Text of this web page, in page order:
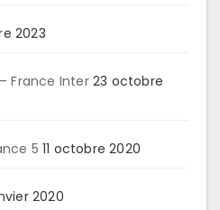
2023
France Inter 23 octobre
5 11 octobre 2020
2020